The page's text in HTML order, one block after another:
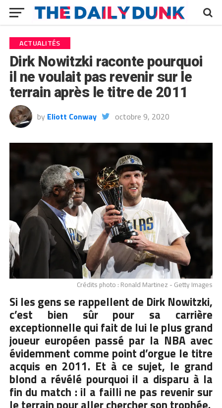
ACTUALITÉS
Dirk Nowitzki raconte pourquoi
il ne voulait pas revenir sur le
terrain après le titre de 2011
by Eliott Conway octobre 9, 2020
Crédits photo : Ronald Martinez - Getty Images
Si les gens se rappellent de Dirk Nowitzki,
c’est bien sûr pour sa carrière
exceptionnelle qui fait de lui le plus grand
joueur européen passé par la NBA avec
évidemment comme point d’orgue le titre
acquis en 2011. Et à ce sujet, le grand
blond a révélé pourquoi il a disparu à la
fin du match : il a failli ne pas revenir sur